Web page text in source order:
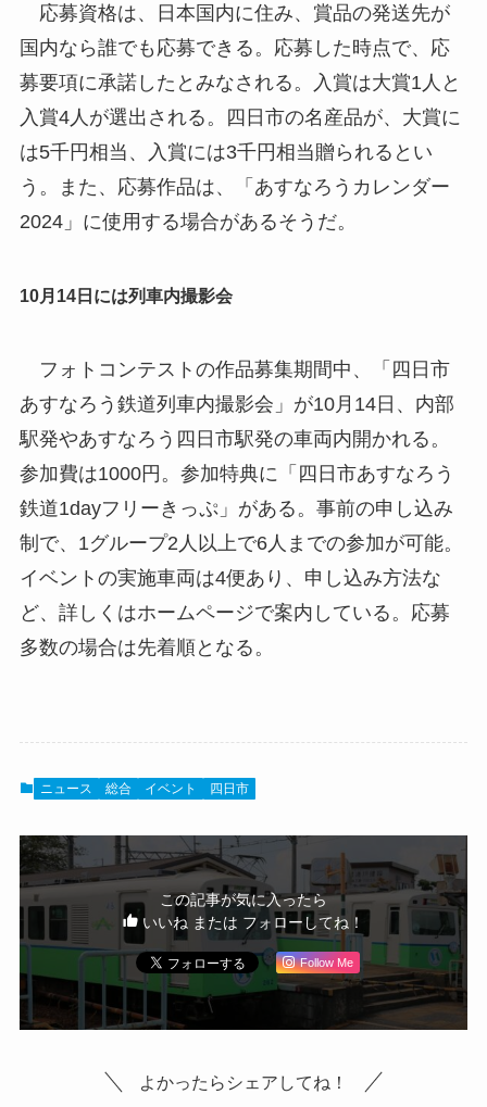
応募資格は、日本国内に住み、賞品の発送先が
国内なら誰でも応募できる。応募した時点で、応
募要項に承諾したとみなされる。入賞は大賞1人と
入賞4人が選出される。四日市の名産品が、大賞に
は5千円相当、入賞には3千円相当贈られるとい
う。また、応募作品は、「あすなろうカレンダー
2024」に使用する場合があるそうだ。
10月14日には列車内撮影会
フォトコンテストの作品募集期間中、「四日市
あすなろう鉄道列車内撮影会」が10月14日、内部
駅発やあすなろう四日市駅発の車両内開かれる。
参加費は1000円。参加特典に「四日市あすなろう
鉄道1dayフリーきっぷ」がある。事前の申し込み
制で、1グループ2人以上で6人までの参加が可能。
イベントの実施車両は4便あり、申し込み方法な
ど、詳しくはホームページで案内している。応募
多数の場合は先着順となる。
ニュース 総合 イベント 四日市
この記事が気に入ったら
いいね または フォローしてね！
Follow Me
よかったらシェアしてね！